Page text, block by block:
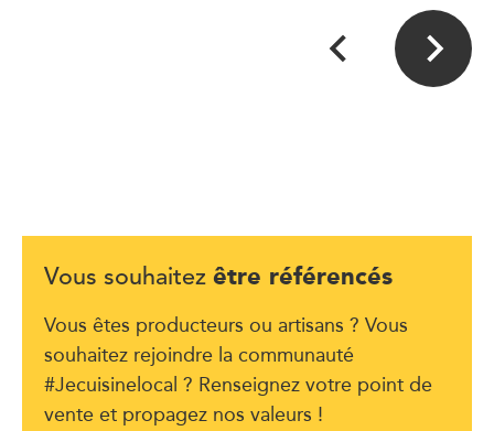
Vous souhaitez être référencés
Vous êtes producteurs ou artisans ? Vous
souhaitez rejoindre la communauté
#Jecuisinelocal ? Renseignez votre point de
vente et propagez nos valeurs !